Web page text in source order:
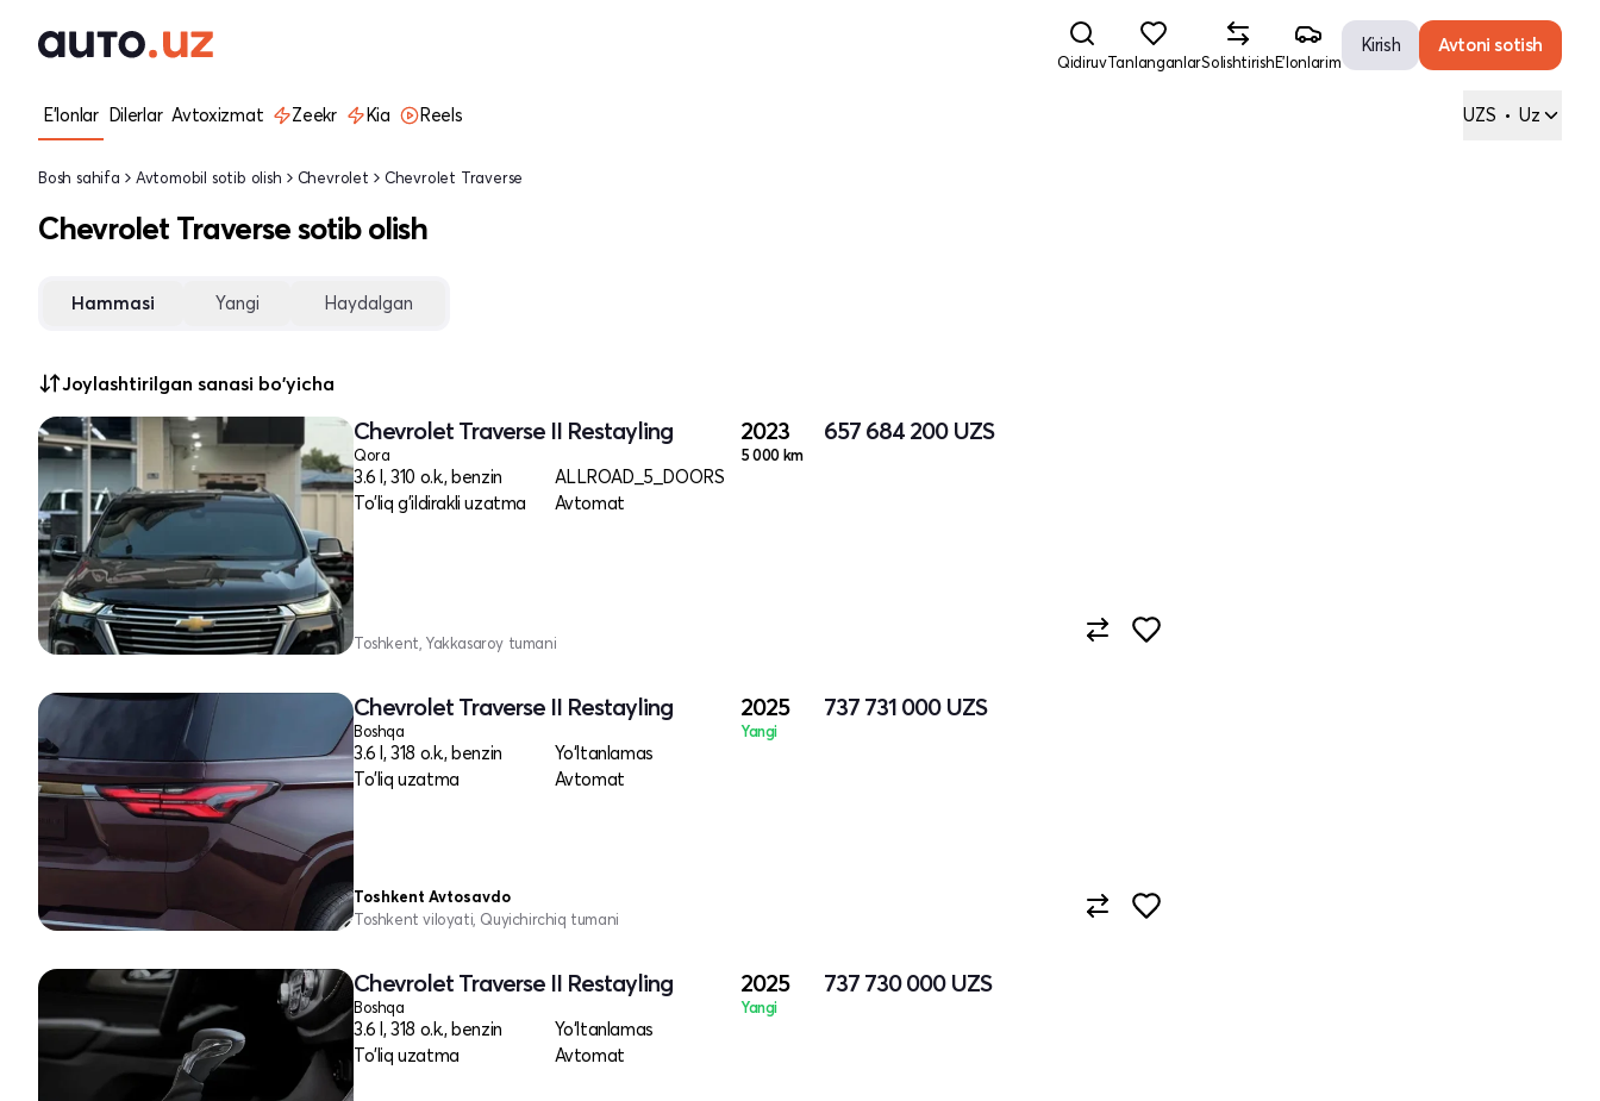
QidiruvTanlanganlarSolishtirishE'lonlarim
Kirish Avtoni sotish
E'lonlar Dilerlar Avtoxizmat Zeekr Kia Reels UZS • Uz
Bosh sahifa Avtomobil sotib olish Chevrolet Chevrolet Traverse
Chevrolet Traverse sotib olish
Hammasi Yangi Haydalgan
Joylashtirilgan sanasi bo'yicha
Chevrolet Traverse II Restayling
Qora
3.6 l, 310 o.k., benzin
ALLROAD_5_DOORS
To'liq g'ildirakli uzatma
Avtomat
2023
5 000 km
657 684 200 UZS
Toshkent, Yakkasaroy tumani
Chevrolet Traverse II Restayling
Boshqa
3.6 l, 318 o.k., benzin
Yo‘ltanlamas
To'liq uzatma
Avtomat
2025
Yangi
737 731 000 UZS
Toshkent Avtosavdo
Toshkent viloyati, Quyichirchiq tumani
Chevrolet Traverse II Restayling
Boshqa
3.6 l, 318 o.k., benzin
Yo‘ltanlamas
To'liq uzatma
Avtomat
2025
Yangi
737 730 000 UZS